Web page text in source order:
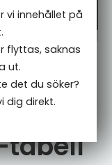
tabell
innehållet på
flyttas, saknas
ut.
det du söker?
dig direkt.